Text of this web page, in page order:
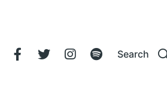
Search